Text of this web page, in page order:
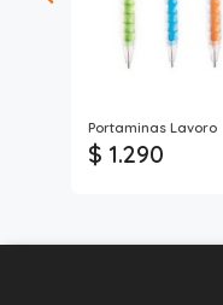
Portaminas Lavoro
$ 1.290